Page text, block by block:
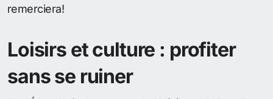
remerciera!
Loisirs et culture : profiter
sans se ruiner